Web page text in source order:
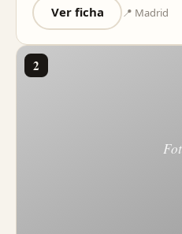
Ver ficha 📍 Madrid
2